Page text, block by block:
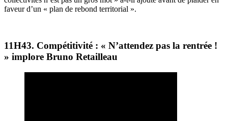
faveur d’un « plan de rebond territorial ».
11H43. Compétitivité : « N’attendez pas la rentrée !
» implore Bruno Retailleau